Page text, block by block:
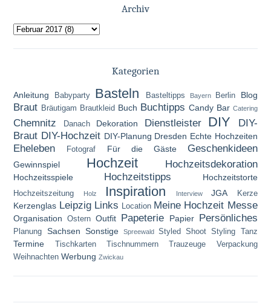
Archiv
Kategorien
Anleitung Babyparty Basteln Basteltipps Bayern Berlin Blog
Braut Bräutigam Brautkleid Buch Buchtipps Candy Bar Catering
Chemnitz Danach Dekoration Dienstleister DIY
DIY-
Braut DIY-Hochzeit DIY-Planung Dresden Echte Hochzeiten
Eheleben Fotograf Für die Gäste Geschenkideen
Gewinnspiel Hochzeit Hochzeitsdekoration
Hochzeitsspiele Hochzeitstipps Hochzeitstorte
Hochzeitszeitung Holz Inspiration Interview JGA Kerze
Kerzenglas Leipzig Links Location Meine Hochzeit Messe
Organisation Ostern Outfit Papeterie Papier Persönliches
Planung Sachsen Sonstige Spreewald Styled Shoot Styling Tanz
Termine Tischkarten Tischnummern Trauzeuge
Verpackung
Weihnachten Werbung Zwickau